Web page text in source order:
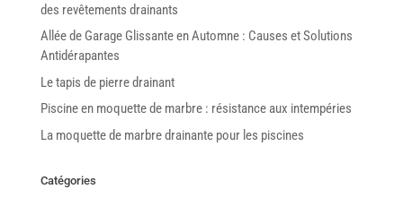
des revêtements drainants
Allée de Garage Glissante en Automne : Causes et Solutions
Antidérapantes
Le tapis de pierre drainant
Piscine en moquette de marbre : résistance aux intempéries
La moquette de marbre drainante pour les piscines
Catégories